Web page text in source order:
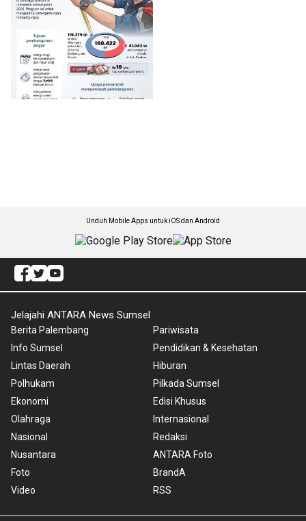
Unduh Mobile Apps untuk iOS dan Android
Jelajahi ANTARA News Sumsel
Berita Palembang
Info Sumsel
Lintas Daerah
Polhukam
Ekonomi
Olahraga
Nasional
Nusantara
Foto
Video
Pariwisata
Pendidikan & Kesehatan
Hiburan
Pilkada Sumsel
Edisi Khusus
Internasional
Redaksi
ANTARA Foto
BrandA
RSS